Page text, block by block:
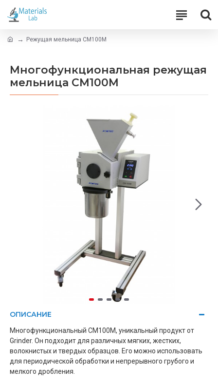
Режущая мельница CM100M
Многофункциональная режущая
мельница CM100M
ОПИСАНИЕ
Многофункциональный CM100M, уникальный продукт от
Grinder. Он подходит для различных мягких, жестких,
волокнистых и твердых образцов. Его можно использовать
для периодической обработки и непрерывного грубого и
мелкого дробления.